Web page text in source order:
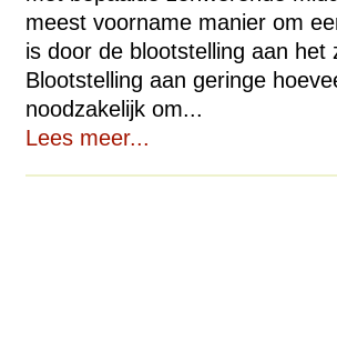
meest voorname manier om
is door de blootstelling aan
Blootstelling aan geringe
noodzakelijk om...
Lees meer...